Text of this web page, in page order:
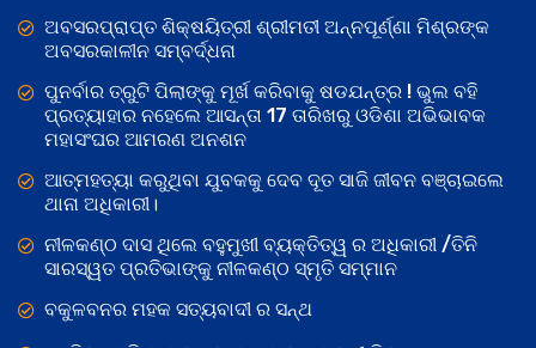
ଅବସରପ୍ରାପ୍ତ ଶିକ୍ଷୟିତ୍ରୀ ଶ୍ରୀମତୀ ଅନ୍ନପୂର୍ଣ୍ଣା ମିଶ୍ରଙ୍କ
ଅବସରକାଳୀନ ସମ୍ବର୍ଦ୍ଧନା
ପୁନର୍ବାର ତ୍ରୁଟି ପିଲାଙ୍କୁ ମୂର୍ଖ କରିବାକୁ ଷଡଯନ୍ତ୍ର ! ଭୁଲ ବହି
ପ୍ରତ୍ୟାହାର ନହେଲେ ଆସନ୍ତା 17 ତାରିଖରୁ ଓଡିଶା ଅଭିଭାବକ
ମହାସଂଘର ଆମରଣ ଅନଶନ
ଆତ୍ମହତ୍ୟା କରୁଥିବା ଯୁବକକୁ ଦେବ ଦୂତ ସାଜି ଜୀବନ ବଞ୍ଚାଇଲେ
ଥାନା ଅଧିକାରୀ।
ନୀଳକଣ୍ଠ ଦାସ ଥିଲେ ବହୁମୁଖୀ ବ୍ୟକ୍ତିତ୍ୱ ର ଅଧିକାରୀ /ତିନି
ସାରସ୍ୱତ ପ୍ରତିଭାଙ୍କୁ ନୀଳକଣ୍ଠ ସ୍ମୃତି ସମ୍ମାନ
ବକୁଳବନର ମହକ ସତ୍ୟବାଦୀ ର ସନ୍ଥ